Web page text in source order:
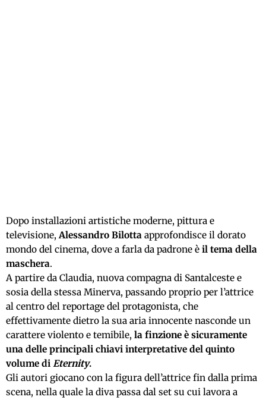
Dopo installazioni artistiche moderne, pittura e
televisione,Alessandro Bilotta approfondisce il dorato
mondo del cinema, dove a farla da padrone è il tema della
maschera.
A partire da Claudia, nuova compagna di Santalceste e
sosia della stessa Minerva, passando proprio per l’attrice
al centro del reportage del protagonista, che
effettivamente dietro la sua aria innocente nasconde un
carattere violento e temibile, la finzione è sicuramente
una delle principali chiavi interpretative del quinto
volume di Eternity.
Gli autori giocano con la figura dell’attrice fin dalla prima
scena, nella quale la diva passa dal set su cui lavora a